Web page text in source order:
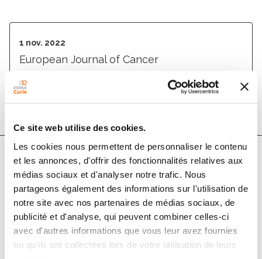
Ce site web utilise des cookies.
Les cookies nous permettent de personnaliser le contenu
et les annonces, d'offrir des fonctionnalités relatives aux
médias sociaux et d'analyser notre trafic. Nous
partageons également des informations sur l'utilisation de
notre site avec nos partenaires de médias sociaux, de
publicité et d'analyse, qui peuvent combiner celles-ci
avec d'autres informations que vous leur avez fournies
ou qu'ils ont collectées lors de votre utilisation de leurs
1 nov. 2022
European Journal of Cancer
DOI : 10.1016/j.ejca.2022.08.027
Auteurs
Gilles Houvenaeghel, Alexandre de Nonneville,
Monique Cohen, Jean-Marc Classe, Fabien Reyal,
Chafika Mazouni, Christelle Faure, Alejandra Martinez,
Marie-Pierre Chauvet, Emile Daraï, Charles Coutant,